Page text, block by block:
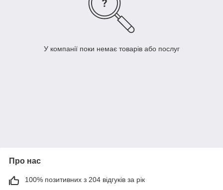
У компанії поки немає товарів або послуг
Про нас
100% позитивних з 204 відгуків за рік